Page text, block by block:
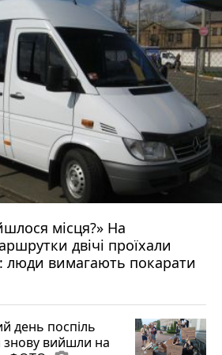
місця?» На
двічі проїхали
люди вимагають покарати
день поспіль
знову вийшли на